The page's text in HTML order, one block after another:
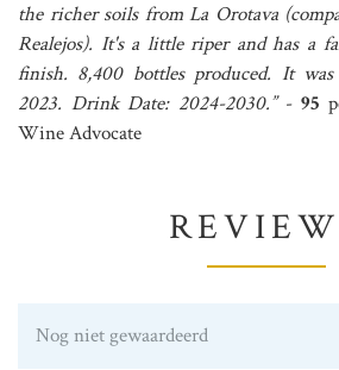
the richer soils from La Orotava
Realejos). It's a little riper and has a
finish. 8,400 bottles produced. It
2023. Drink Date: 2024-2030.”-95
Wine Advocate
Nog niet gewaardeerd